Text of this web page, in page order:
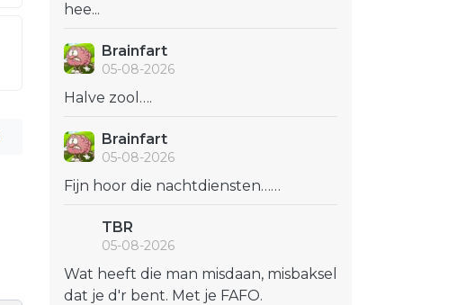
hee...
Brainfart
05-08-2026
Halve zool….
Brainfart
05-08-2026
Fijn hoor die nachtdiensten……
TBR
05-08-2026
Wat heeft die man misdaan, misbaksel
dat je d'r bent. Met je FAFO.